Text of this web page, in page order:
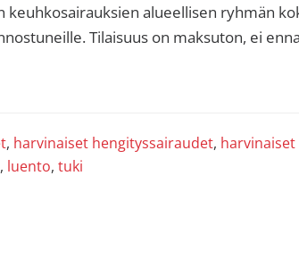
keuhkosairauksien alueellisen ryhmän
Tilaisuus on maksuton, ei
, harvinaiset hengityssairaudet,
, luento, tuki